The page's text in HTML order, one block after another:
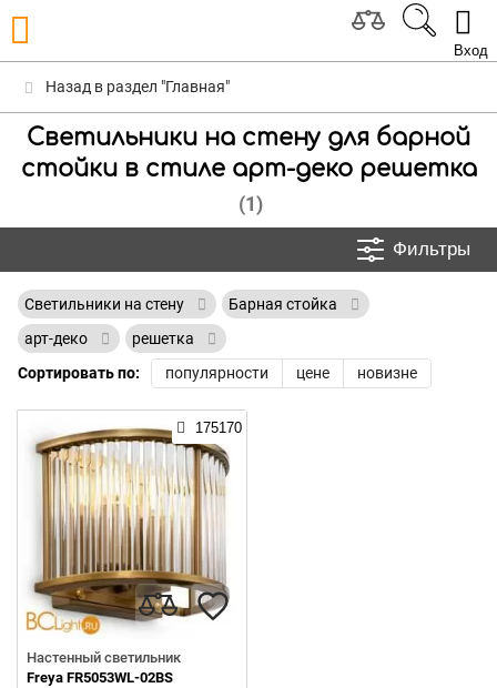
Вход
Назад в раздел "Главная"
Светильники на стену для барной
стойки в стиле арт-деко решетка
(1)
Фильтры
Светильники на стену
Барная стойка
арт-деко
решетка
Сортировать по:
популярности цене новизне
175170
Настенный светильник
Freya FR5053WL-02BS